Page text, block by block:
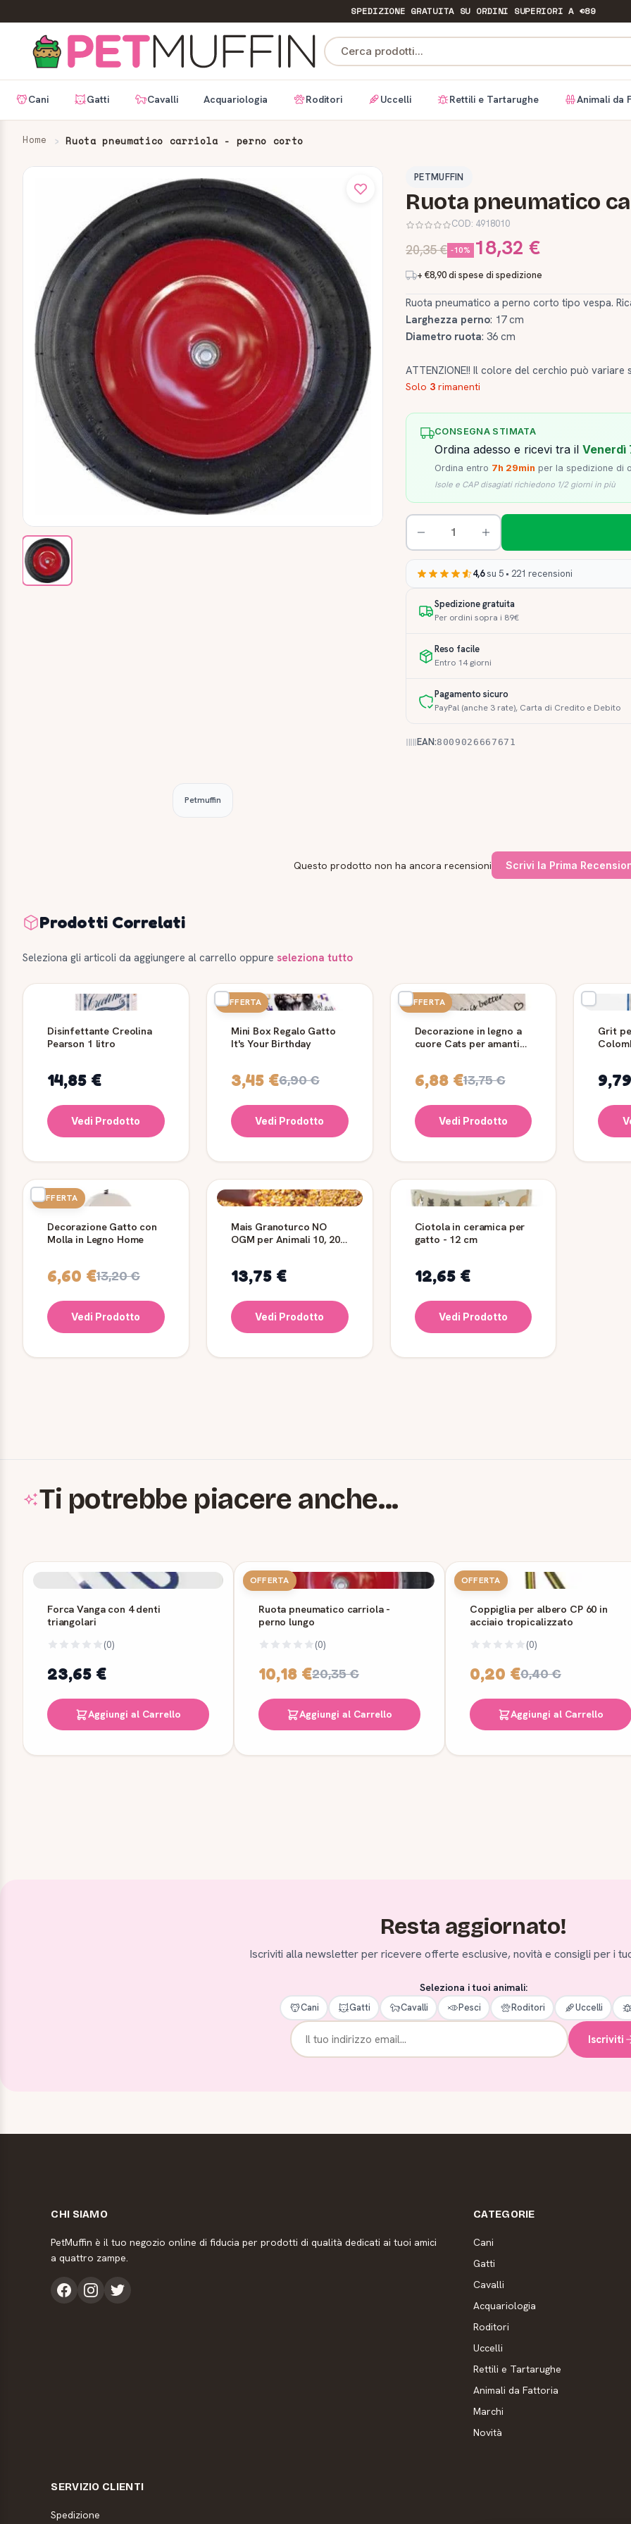
SPEDIZIONE GRATUITASU ORDINI SUPERIORI A €89
Cerca prodotti...
Cani Gatti Cavalli Acquariologia Roditori Uccelli Rettili e Tartarughe Animali da
Home Ruota pneumatico carriola - perno corto
PETMUFFIN
Ruota pneumatico
COD: 4918010
20,35 € -10% 18,32 €
+ €8,90 di spese di spedizione
Ruota pneumatico a perno corto tipo vespa.
Larghezza perno: 17 cm
Diametro ruota: 36 cm
ATTENZIONE!! Il colore del cerchio può variare
Solo 3 rimanenti
CONSEGNA STIMATA
Ordina adesso e ricevi tra il Venerdì
Ordina entro 7h 29min per la spedizione di
Isole e CAP disagiati richiedono 1/2 giorni in più
4,6su 5 • 221 recensioni
Spedizione gratuita
Per ordini sopra i 89€
Reso facile
Entro 14 giorni
Pagamento sicuro
PayPal (anche 3 rate), Carta di Credito e Debito
EAN:8009026667671
Petmuffin
Questo prodotto non ha ancora recensioni Scrivi la Prima
Prodotti Correlati
Seleziona gli articoli da aggiungere al carrello oppure seleziona tutto
Disinfettante Creolina
Pearson 1 litro
14,85 €
Vedi Prodotto
OFFERTA
Mini Box Regalo Gatto
It's Your Birthday
3,45 €6,90 €
Vedi Prodotto
OFFERTA
Decorazione in legno a
cuore Cats per amanti
6,88 €13,75 €
Vedi Prodotto
Grit
OFFERTA
Decorazione Gatto con
Molla in Legno Home
6,60 €13,20 €
Vedi Prodotto
Mais Granoturco NO
OGM per Animali 10, 20 e
13,75 €
Vedi Prodotto
Ciotola in ceramica per
gatto - 12 cm
12,65 €
Vedi Prodotto
Ti potrebbe piacere anche...
Forca Vanga con 4 denti
triangolari
(0)
23,65 €
Aggiungi al Carrello
OFFERTA
Ruota pneumatico carriola -
perno lungo
(0)
10,18 €20,35 €
Aggiungi al Carrello
OFFERTA
Coppiglia per albero CP 60 in
acciaio tropicalizzato
(0)
0,20 €0,40 €
Aggiungi al Carrello
Resta aggiornato!
Iscriviti alla newsletter per ricevere offerte esclusive, novità e consigli per i
Seleziona i tuoi animali:
Cani Gatti Cavalli Pesci Roditori Uccelli
Iscriviti
CHI SIAMO
PetMuffin è il tuo negozio online di fiducia per prodotti di qualità dedicati ai tuoi amici
a quattro zampe.
CATEGORIE
Cani
Gatti
Cavalli
Acquariologia
Roditori
Uccelli
Rettili e Tartarughe
Animali da Fattoria
Marchi
Novità
SERVIZIO CLIENTI
Spedizione